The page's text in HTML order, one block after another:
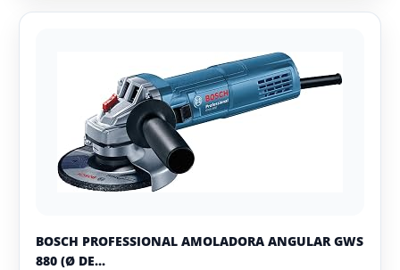
BOSCH PROFESSIONAL AMOLADORA ANGULAR GWS
880 (Ø DE...